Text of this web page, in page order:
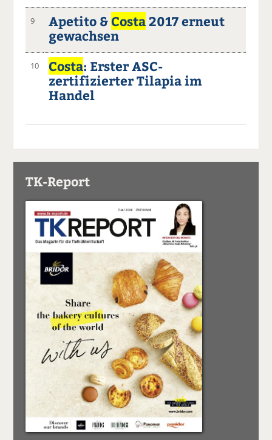
9 Apetito &Costa2017 erneut
gewachsen
10 Costa: Erster ASC-
zertifizierter Tilapia im
Handel
TK-Report